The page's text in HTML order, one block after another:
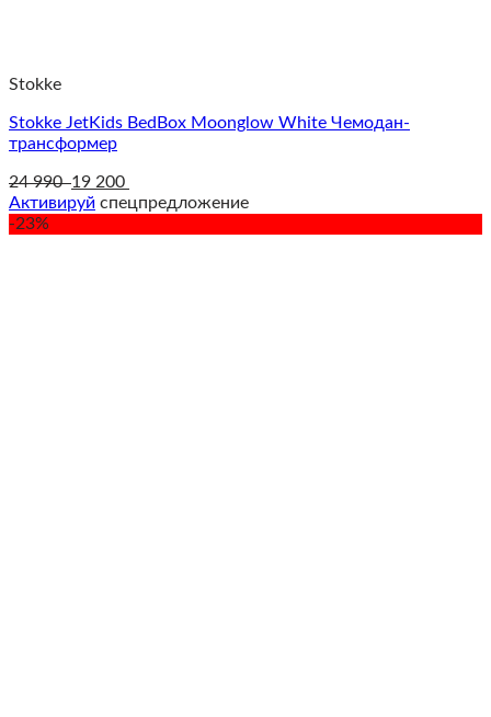
Stokke
Stokke JetKids BedBox Moonglow White Чемодан-
трансформер
24 990 19 200
Активируй спецпредложение
-23%